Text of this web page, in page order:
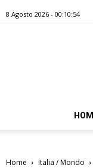
8 Agosto 2026 - 00:10:54
Home Italia / Mondo